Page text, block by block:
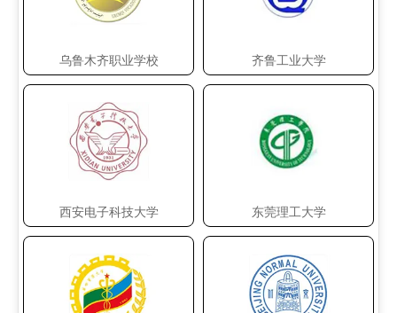
乌鲁木齐职业学校 齐鲁工业大学
西安电子科技大学 东莞理工大学